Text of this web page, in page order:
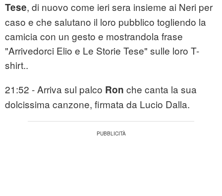
Tese, di nuovo come ieri sera insieme ai Neri per
caso e che salutano il loro pubblico togliendo la
camicia con un gesto e mostrandola frase
"Arrivedorci Elio e Le Storie Tese" sulle loro T-
shirt..
21:52 - Arriva sul palco Ron che canta la sua
dolcissima canzone, firmata da Lucio Dalla.